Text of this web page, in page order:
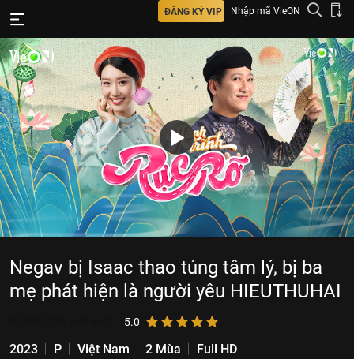
ĐĂNG KÝ VIP Nhập mã VieON
Negav bị Isaac thao túng tâm lý, bị ba
mẹ phát hiện là người yêu HIEUTHUHAI
5.0
2023 P Việt Nam 2 Mùa
Full HD